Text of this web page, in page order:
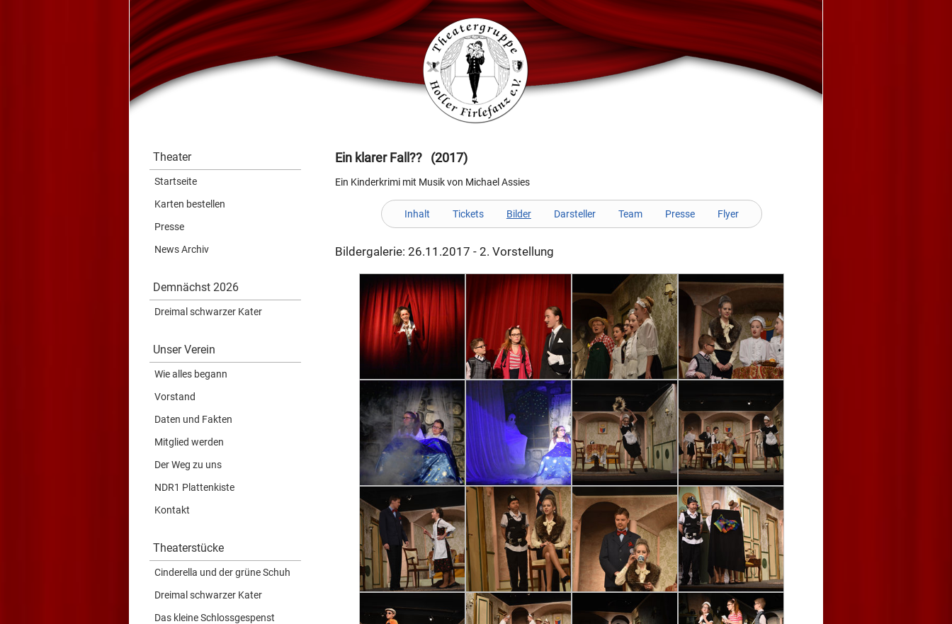
Theater
Startseite
Karten bestellen
Presse
News Archiv
Demnächst 2026
Dreimal schwarzer Kater
Unser Verein
Wie alles begann
Vorstand
Daten und Fakten
Mitglied werden
Der Weg zu uns
NDR1 Plattenkiste
Kontakt
Theaterstücke
Cinderella und der grüne Schuh
Dreimal schwarzer Kater
Das kleine Schlossgespenst
Ein klarer Fall?? (2017)
Ein Kinderkrimi mit Musik von Michael Assies
Inhalt Tickets Bilder Darsteller Team Presse Flyer
Bildergalerie: 26.11.2017 - 2. Vorstellung